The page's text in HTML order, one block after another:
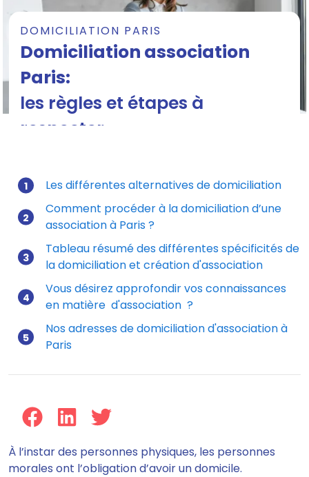
Domiciliation association paris
DOMICILIATION PARIS
Domiciliation association
Paris:
les règles et étapes à
respecter
Mis à jour le 30/03/2026
Les différentes alternatives de domiciliation
Comment procéder à la domiciliation d’une
association à Paris ?
Tableau résumé des différentes spécificités de
la domiciliation et création d'association
Vous désirez approfondir vos connaissances
en matière d'association ?
Nos adresses de domiciliation d'association à
Paris
À l’instar des personnes physiques, les personnes
morales ont l’obligation d’avoir un domicile.